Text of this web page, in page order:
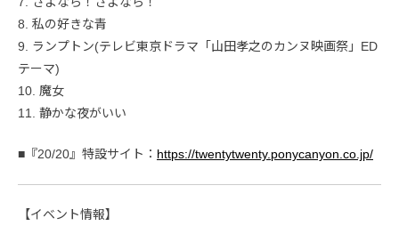
8. 私の好きな青
9. ランプトン(テレビ東京ドラマ「山田孝之のカンヌ映画祭」ED
テーマ)
10. 魔女
11. 静かな夜がいい
■『20/20』特設サイト： https://twentytwenty.ponycanyon.co.jp/
【イベント情報】